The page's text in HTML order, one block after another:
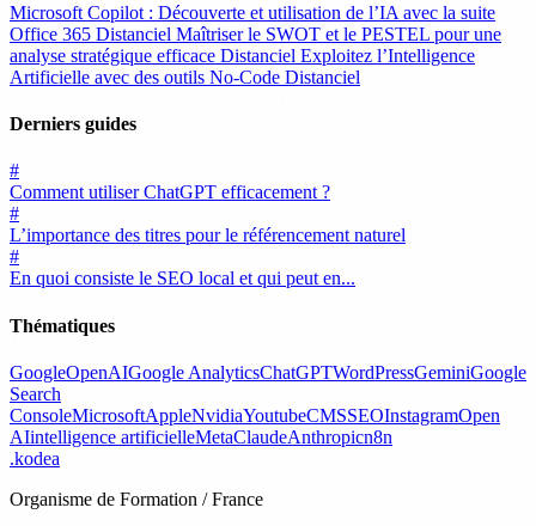
Microsoft Copilot : Découverte et utilisation de l’IA avec la suite
Office 365 Distanciel Maîtriser le SWOT et le PESTEL pour une
analyse stratégique efficace Distanciel Exploitez l’Intelligence
Artificielle avec des outils No-Code Distanciel
Derniers guides
#
Comment utiliser ChatGPT efficacement ?
#
L’importance des titres pour le référencement naturel
#
En quoi consiste le SEO local et qui peut en...
Thématiques
GoogleOpenAIGoogle AnalyticsChatGPTWordPressGeminiGoogle
Search
ConsoleMicrosoftAppleNvidiaYoutubeCMSSEOInstagramOpen
AIintelligence artificielleMetaClaudeAnthropicn8n
.kodea
Organisme de Formation / France